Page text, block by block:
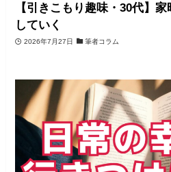
【引きこもり趣味・30代】
していく
2026年7月27日 筆者コラム